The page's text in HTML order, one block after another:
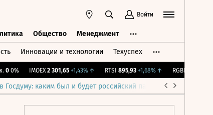
Войти
Общество Менеджмент
Инновации и технологии Техуспех
0% IMOEX 2 301,65 +1,43%↑ RTSI 895,93 +1,68%↑ RGBI 115,36
Госдуму: каким был и будет российский парламент